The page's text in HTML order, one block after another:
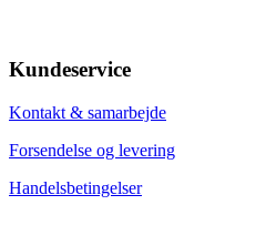
Kundeservice
Kontakt & samarbejde
Forsendelse og levering
Handelsbetingelser